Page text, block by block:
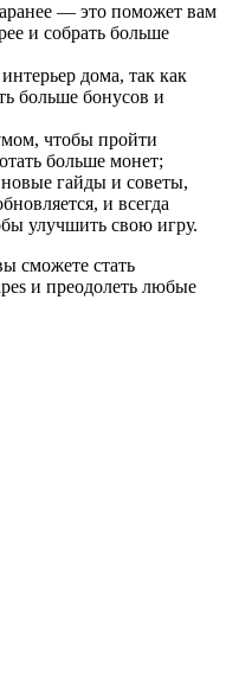
— это поможет вам
и собрать больше
дома, так как
больше бонусов и
чтобы пройти
больше монет;
гайды и советы,
и всегда
улучшить свою игру.
сможете стать
и преодолеть любые